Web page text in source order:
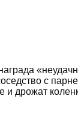
с
и дрожат